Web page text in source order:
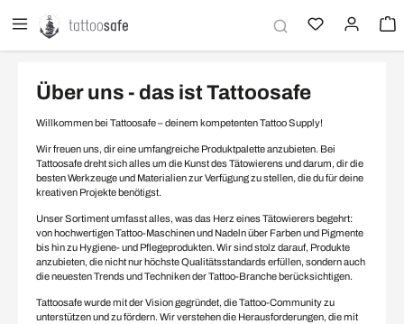
springen
Über uns - das ist Tattoosafe
Willkommen bei Tattoosafe – deinem kompetenten Tattoo Supply!
Wir freuen uns, dir eine umfangreiche Produktpalette anzubieten. Bei
Tattoosafe dreht sich alles um die Kunst des Tätowierens und darum, dir die
besten Werkzeuge und Materialien zur Verfügung zu stellen, die du für deine
kreativen Projekte benötigst.
Unser Sortiment umfasst alles, was das Herz eines Tätowierers begehrt:
von hochwertigen Tattoo-Maschinen und Nadeln über Farben und Pigmente
bis hin zu Hygiene- und Pflegeprodukten. Wir sind stolz darauf, Produkte
anzubieten, die nicht nur höchste Qualitätsstandards erfüllen, sondern auch
die neuesten Trends und Techniken der Tattoo-Branche berücksichtigen.
Tattoosafe wurde mit der Vision gegründet, die Tattoo-Community zu
unterstützen und zu fördern. Wir verstehen die Herausforderungen, die mit